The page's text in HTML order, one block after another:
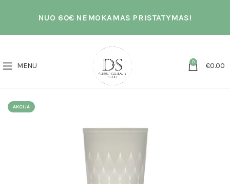
NUO 60€ NEMOKAMAS PRISTATYMAS!
MENU 0 €0.00
AKCIJA